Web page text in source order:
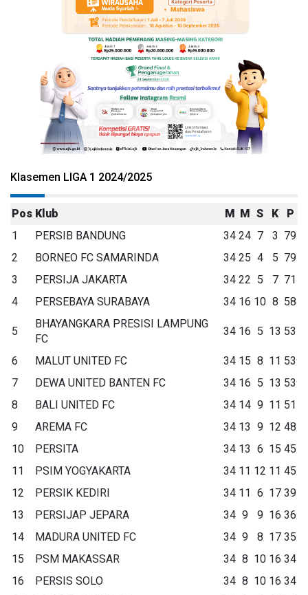
Klasemen LIGA 1 2024/2025
Pos Klub M M S K
P
1
PERSIB BANDUNG 34 24 7 3 79
2
BORNEO FC SAMARINDA 34 25 4 5 79
3
PERSIJA JAKARTA 34 22 5 7 71
4
PERSEBAYA SURABAYA 34 16 10 8 58
5
BHAYANGKARA PRESISI LAMPUNG
FC
34 16 5 13 53
6 MALUT UNITED FC 34 15 8 11 53
7
DEWA UNITED BANTEN FC 34 16 5 13 53
8
BALI UNITED FC 34 14 9 11 51
9
AREMA FC 34 13 9 12 48
10
PERSITA 34 13 6 15 45
11
PSIM YOGYAKARTA 34 11 12 11 45
12
PERSIK KEDIRI 34 11 6 17 39
13
PERSIJAP JEPARA 34 9 9 16 36
14
MADURA UNITED FC 34 9 8 17 35
15
PSM MAKASSAR 34 8 10 16 34
16
PERSIS SOLO 34 8 10 16 34